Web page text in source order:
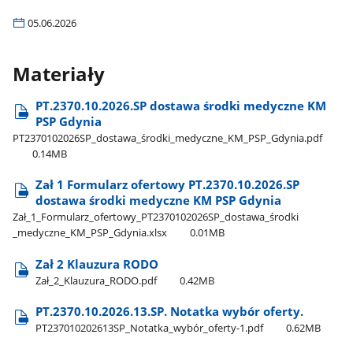
05.06.2026
Materiały
PT.2370.10.2026.SP dostawa środki medyczne KM
PSP Gdynia
PT2370102026SP​_dostawa​_środki​_medyczne​_KM​_PSP​_Gdynia.pdf
0.14MB
Zał 1 Formularz ofertowy PT.2370.10.2026.SP
dostawa środki medyczne KM PSP Gdynia
Zał​_1​_Formularz​_ofertowy​_PT2370102026SP​_dostawa​_środki​
_medyczne​_KM​_PSP​_Gdynia.xlsx
0.01MB
Zał 2 Klauzura RODO
Zał​_2​_Klauzura​_RODO.pdf 0.42MB
PT.2370.10.2026.13.SP. Notatka wybór oferty.
PT237010202613SP​_Notatka​_wybór​_oferty-1.pdf 0.62MB